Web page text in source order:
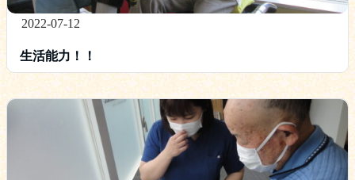
2022-07-12
生活能力！！